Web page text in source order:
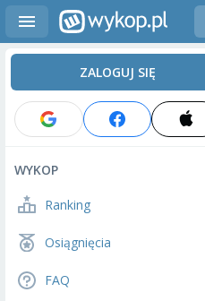
ZALOGUJ SIĘ
WYKOP
Ranking
Osiągnięcia
FAQ